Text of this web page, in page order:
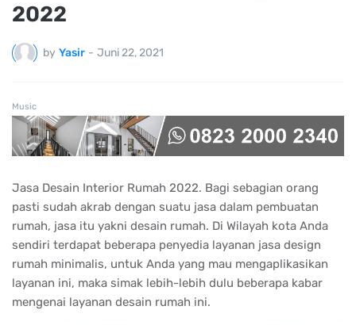
2022
by Yasir - Juni 22, 2021
Music
Jasa Desain Interior Rumah 2022. Bagi sebagian orang
pasti sudah akrab dengan suatu jasa dalam pembuatan
rumah, jasa itu yakni desain rumah. Di Wilayah kota Anda
sendiri terdapat beberapa penyedia layanan jasa design
rumah minimalis, untuk Anda yang mau mengaplikasikan
layanan ini, maka simak lebih-lebih dulu beberapa kabar
mengenai layanan desain rumah ini.